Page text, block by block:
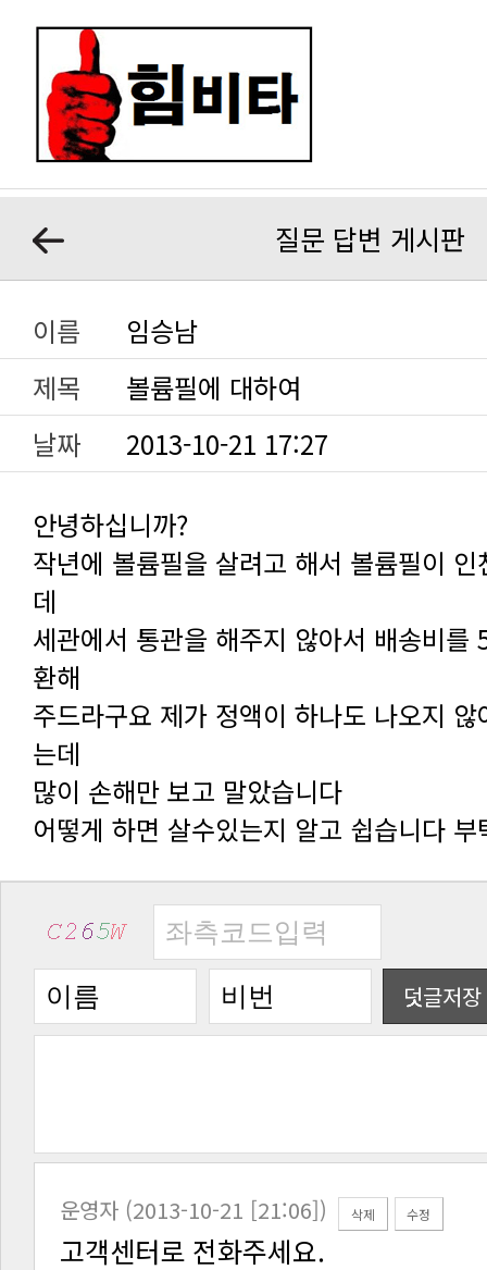
질문 답변 게시판
이름
임승남
제목
볼륨필에 대하여
날짜
2013-10-21 17:27
안녕하십니까?
데
환해
는데
많이 손해만 보고 말았습니다
어떻게 하면 살수있는지 알고 쉽습니다 부
덧글저장
운영자 (2013-10-21 [21:06]) 삭제 수정
고객센터로 전화주세요.